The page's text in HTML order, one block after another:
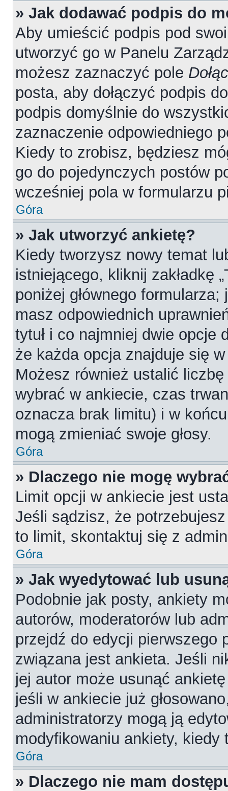
» Jak dodawać podpis do
Aby umieścić podpis pod
utworzyć go w Panelu
możesz zaznaczyć pole
posta, aby dołączyć podpis
podpis domyślnie do
zaznaczenie odpowiedniego
Kiedy to zrobisz, będziesz
go do pojedynczych postów
wcześniej pola w formularzu
Góra
» Jak utworzyć ankietę?
Kiedy tworzysz nowy temat
istniejącego, kliknij zakładkę
poniżej głównego
masz odpowiednich
tytuł i co najmniej dwie opcje
że każda opcja znajduje się
Możesz również ustalić
wybrać w ankiecie, czas
oznacza brak limitu) i w
mogą zmieniać swoje głosy.
Góra
» Dlaczego nie mogę
Limit opcji w ankiecie jest
Jeśli sądzisz, że
to limit, skontaktuj się z
Góra
» Jak wyedytować lub
Podobnie jak posty, ankiety
autorów, moderatorów lub
przejdź do edycji pierwszego
związana jest ankieta. Jeśli
jej autor może usunąć
jeśli w ankiecie już
administratorzy mogą ją
modyfikowaniu ankiety, kiedy
Góra
» Dlaczego nie mam